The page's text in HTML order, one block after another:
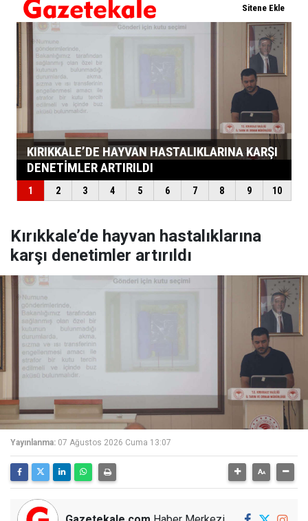
Kırıkkale’de hayvan hastalıklarına
karşı denetimler artırıldı
Yayınlanma: 07 Ağustos 2026 Cuma 13:07